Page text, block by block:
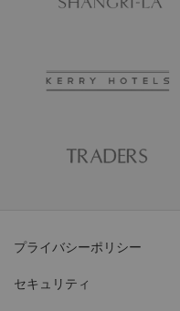
プライバシーポリシー
セキュリティ